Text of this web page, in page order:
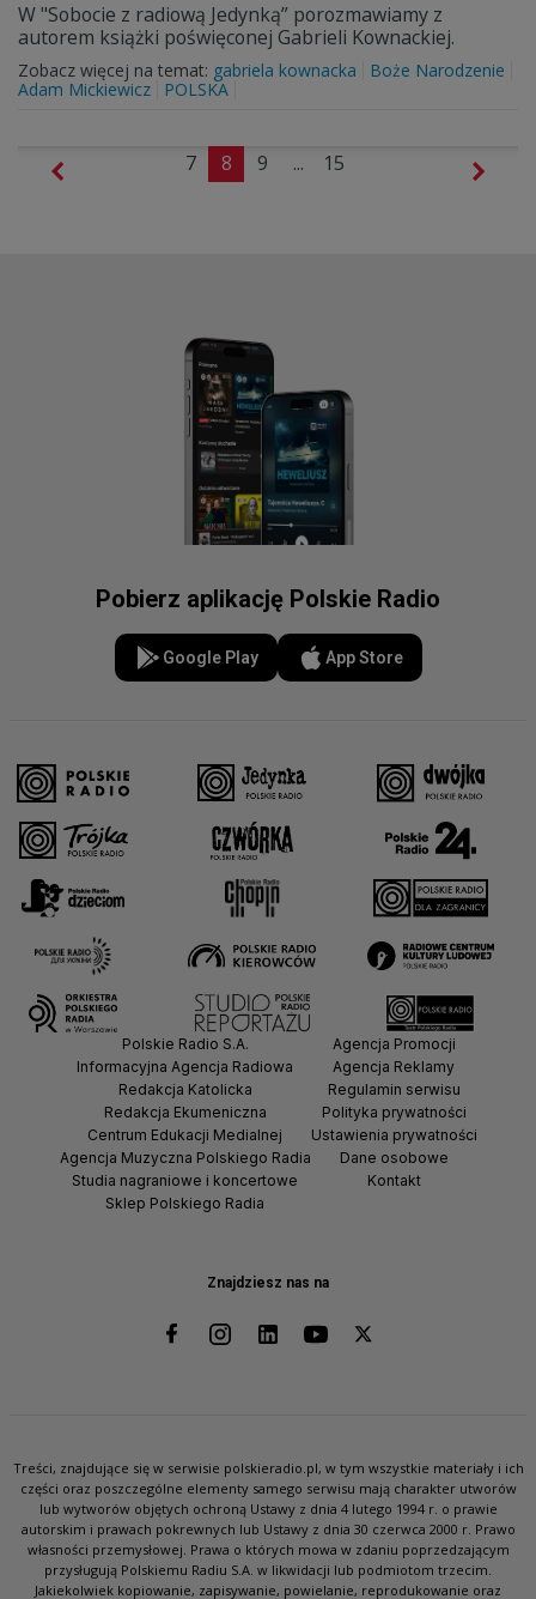
W "Sobocie z radiową Jedynką” porozmawiamy z
autorem książki poświęconej Gabrieli Kownackiej.
Zobacz więcej na temat: gabriela kownacka
Boże Narodzenie
Adam Mickiewicz
POLSKA
7 8 9 ... 15
Pobierz aplikację Polskie Radio
Google Play App Store
Znajdziesz nas na
Polskie Radio S.A.
Informacyjna Agencja Radiowa
Redakcja Katolicka
Redakcja Ekumeniczna
Centrum Edukacji Medialnej
Agencja Muzyczna Polskiego Radia
Studia nagraniowe i koncertowe
Sklep Polskiego Radia
Agencja Promocji
Agencja Reklamy
Regulamin serwisu
Polityka prywatności
Ustawienia prywatności
Dane osobowe
Kontakt
Treści, znajdujące się w serwisie polskieradio.pl, w tym wszystkie materiały i ich
części oraz poszczególne elementy samego serwisu mają charakter utworów
lub wytworów objętych ochroną Ustawy z dnia 4 lutego 1994 r. o prawie
autorskim i prawach pokrewnych lub Ustawy z dnia 30 czerwca 2000 r. Prawo
własności przemysłowej. Prawa o których mowa w zdaniu poprzedzającym
przysługują Polskiemu Radiu S.A. w likwidacji lub podmiotom trzecim.
Jakiekolwiek kopiowanie, zapisywanie, powielanie, reprodukowanie oraz